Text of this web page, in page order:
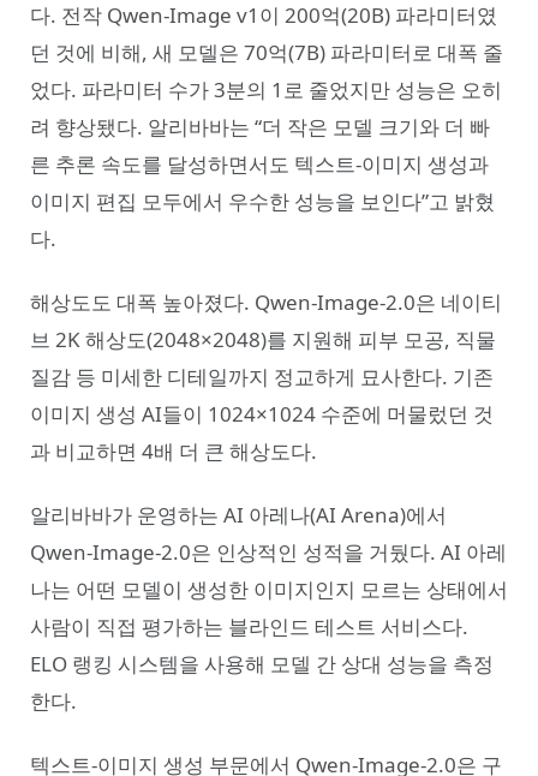
다. 전작 Qwen-Image v1이 200억(20B) 파라미터였
던 것에 비해, 새 모델은 70억(7B) 파라미터로 대폭 줄
었다. 파라미터 수가 3분의 1로 줄었지만 성능은 오히
려 향상됐다. 알리바바는 “더 작은 모델 크기와 더 빠
른 추론 속도를 달성하면서도 텍스트-이미지 생성과
이미지 편집 모두에서 우수한 성능을 보인다”고 밝혔
다.
해상도도 대폭 높아졌다. Qwen-Image-2.0은 네이티
브 2K 해상도(2048×2048)를 지원해 피부 모공, 직물
질감 등 미세한 디테일까지 정교하게 묘사한다. 기존
이미지 생성 AI들이 1024×1024 수준에 머물렀던 것
과 비교하면 4배 더 큰 해상도다.
알리바바가 운영하는 AI 아레나(AI Arena)에서
Qwen-Image-2.0은 인상적인 성적을 거뒀다. AI 아레
나는 어떤 모델이 생성한 이미지인지 모르는 상태에서
사람이 직접 평가하는 블라인드 테스트 서비스다.
ELO 랭킹 시스템을 사용해 모델 간 상대 성능을 측정
한다.
텍스트-이미지 생성 부문에서 Qwen-Image-2.0은 구